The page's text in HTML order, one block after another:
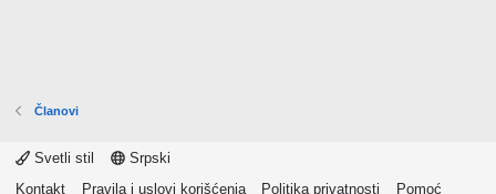
Članovi
Svetli stil
Srpski
Kontakt
Pravila i uslovi korišćenja Politika privatnosti
Pomoć